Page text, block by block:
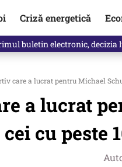
Criză energetică
buletin electronic,
care a lucrat pentru Michael
a lucrat
cu peste